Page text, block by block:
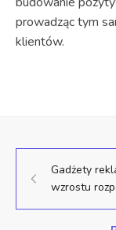
prowadząc tym
klientów.
Gadżety
wzrostu